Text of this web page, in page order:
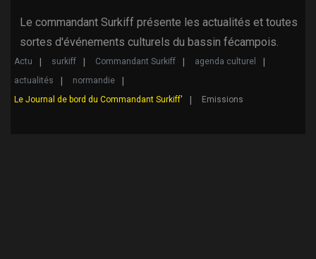
Le commandant Surkiff présente les actualités et toutes
sortes d'événements culturels du bassin fécampois.
Actu surkiff Commandant Surkiff
agenda culturel
actualités
normandie
Le Journal de bord du Commandant Surkiff'
Emissions